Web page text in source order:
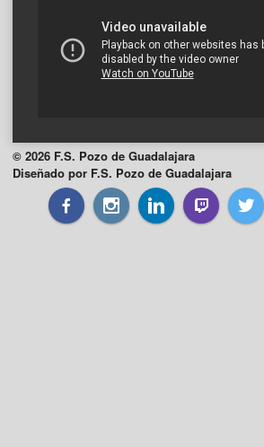
© 2026 F.S. Pozo de Guadalajara
Diseñado por F.S. Pozo de Guadalajara